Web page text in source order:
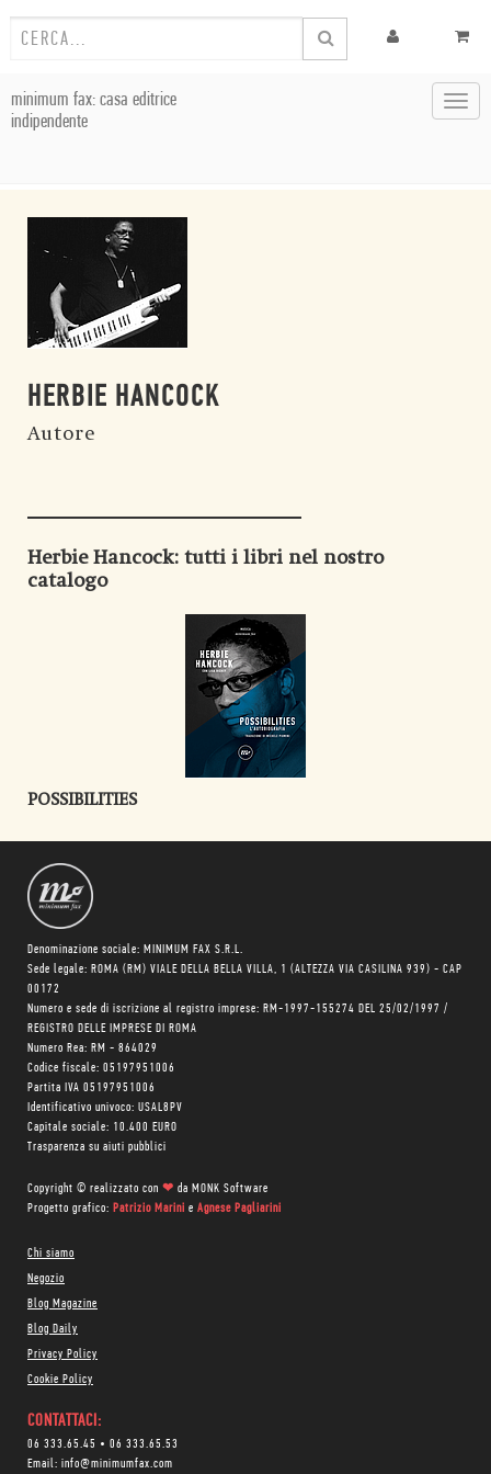
minimum fax: casa editrice
indipendente
HERBIE HANCOCK
Autore
Herbie Hancock: tutti i libri nel nostro
catalogo
POSSIBILITIES
Denominazione sociale: MINIMUM FAX S.R.L.
Sede legale: ROMA (RM) VIALE DELLA BELLA VILLA, 1 (ALTEZZA VIA CASILINA 939) - CAP
00172
Numero e sede di iscrizione al registro imprese: RM-1997-155274 DEL 25/02/1997 /
REGISTRO DELLE IMPRESE DI ROMA
Numero Rea: RM - 864029
Codice fiscale: 05197951006
Partita IVA 05197951006
Identificativo univoco: USAL8PV
Capitale sociale: 10.400 EURO
Trasparenza su aiuti pubblici
Copyright © realizzato con ❤ da MONK Software
Progetto grafico: Patrizio Marini e Agnese Pagliarini
Chi siamo
Negozio
Blog Magazine
Blog Daily
Privacy Policy
Cookie Policy
CONTATTACI:
06 333.65.45 • 06 333.65.53
Email: info@minimumfax.com